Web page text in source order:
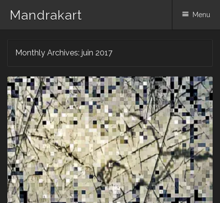
Mandrakart Menu
Monthly Archives: juin 2017